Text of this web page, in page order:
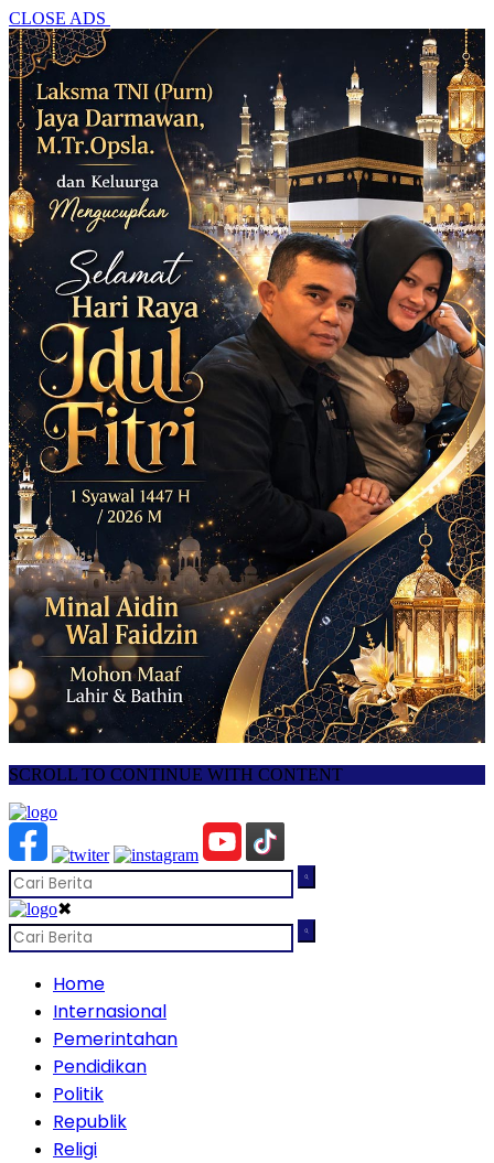
CLOSE ADS
SCROLL TO CONTINUE WITH CONTENT
✖
Home
Internasional
Pemerintahan
Pendidikan
Politik
Republik
Religi